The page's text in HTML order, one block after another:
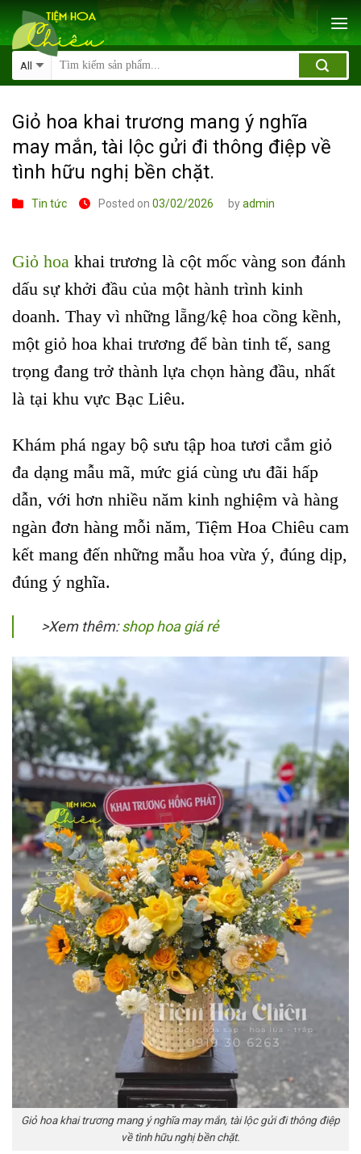
Skip
to
content
Giỏ hoa khai trương mang ý nghĩa
may mắn, tài lộc gửi đi thông điệp về
tình hữu nghị bền chặt.
Tin tức Posted on 03/02/2026 byadmin
Giỏ hoa khai trương là cột mốc vàng son đánh
dấu sự khởi đầu của một hành trình kinh
doanh. Thay vì những lẵng/kệ hoa cồng kềnh,
một giỏ hoa khai trương để bàn tinh tế, sang
trọng đang trở thành lựa chọn hàng đầu, nhất
là tại khu vực Bạc Liêu.
Khám phá ngay bộ sưu tập hoa tươi cắm giỏ
đa dạng mẫu mã, mức giá cùng ưu đãi hấp
dẫn, với hơn nhiều năm kinh nghiệm và hàng
ngàn đơn hàng mỗi năm, Tiệm Hoa Chiêu cam
kết mang đến những mẫu hoa vừa ý, đúng dịp,
đúng ý nghĩa.
>Xem thêm:shop hoa giá rẻ
Giỏ hoa khai trương mang ý nghĩa may mắn, tài lộc gửi đi thông điệp
về tình hữu nghị bền chặt.